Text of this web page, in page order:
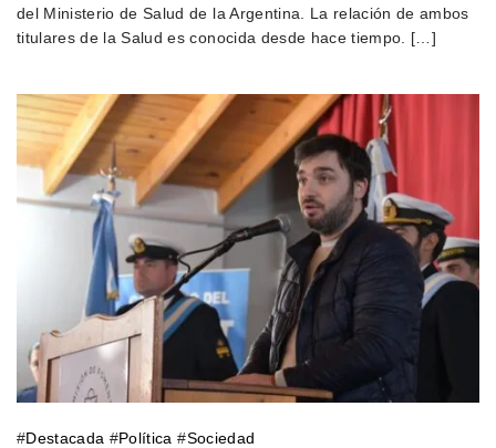
del Ministerio de Salud de la Argentina. La relación de ambos
titulares de la Salud es conocida desde hace tiempo. […]
#Destacada #Política #Sociedad